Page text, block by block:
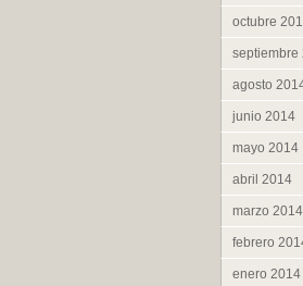
octubre
septiembre
agosto
junio 2014
mayo 2014
abril 2014
marzo 2014
febrero
enero 2014